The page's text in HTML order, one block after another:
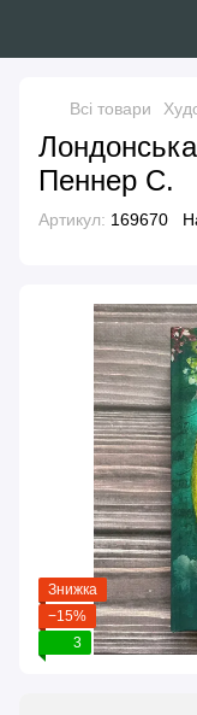
Всі товари
Лондонська
Пеннер С.
Артикул: 169670
Знижка
−15%
3